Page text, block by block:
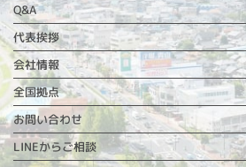
Q&A
代表挨拶
会社情報
全国拠点
お問い合わせ
LINEからご相談